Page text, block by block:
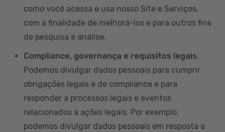
como você acessa e usa nosso Site e Serviços,
com a finalidade de melhorá-los e para outros fins
de pesquisa e análise.
Compliance, governança e requisitos legais.
Podemos divulgar dados pessoais para cumprir
obrigações legais e de compliance e para
responder a processos legais e eventos
relacionados a ações legais. Por exemplo,
podemos divulgar dados pessoais em resposta a